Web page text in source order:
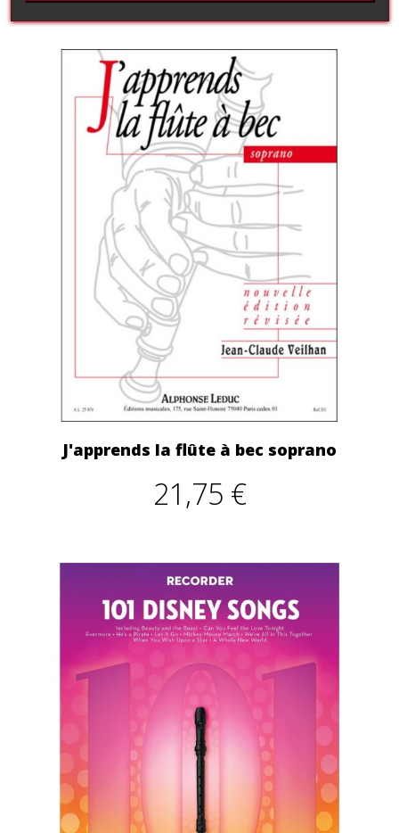
J'apprends la flûte à bec soprano
21,75 €